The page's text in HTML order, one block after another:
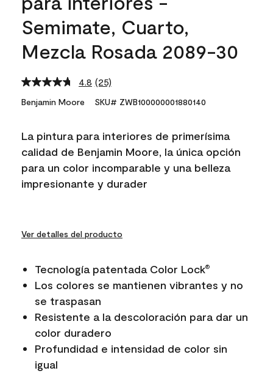
Semimate, Cuarto,
Mezcla Rosada 2089-30
4.8 Read
25
Reviews.
link.
(25)
Benjamin Moore SKU# ZWB100000001880140
La pintura para interiores de primerísima
calidad de Benjamin Moore, la única opción
para un color incomparable y una belleza
impresionante y durader
Ver detalles del producto
Tecnología patentada Color Lock®
Los colores se mantienen vibrantes y no
se traspasan
Resistente a la descoloración para dar un
color duradero
Profundidad e intensidad de color sin
igual